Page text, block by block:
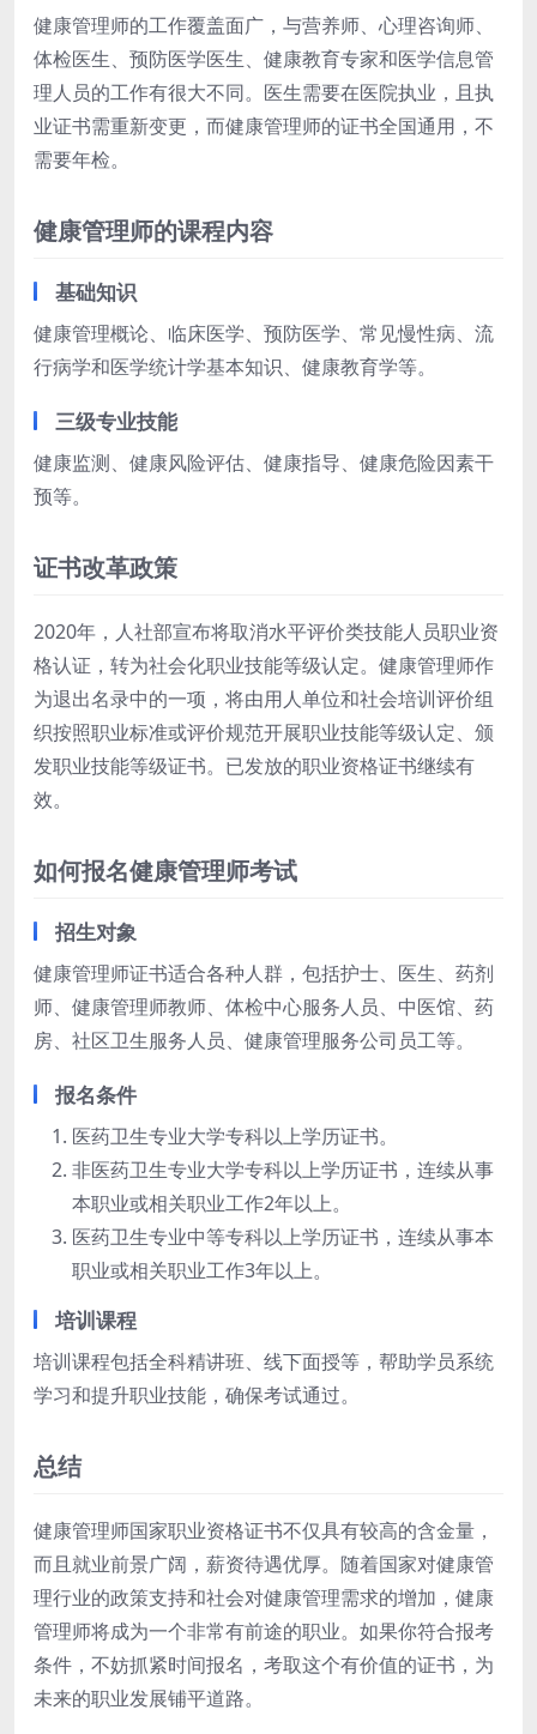
健康管理师的工作覆盖面广，与营养师、心理咨询师、
体检医生、预防医学医生、健康教育专家和医学信息管
理人员的工作有很大不同。医生需要在医院执业，且执
业证书需重新变更，而健康管理师的证书全国通用，不
需要年检。
健康管理师的课程内容
基础知识
健康管理概论、临床医学、预防医学、常见慢性病、流
行病学和医学统计学基本知识、健康教育学等。
三级专业技能
健康监测、健康风险评估、健康指导、健康危险因素干
预等。
证书改革政策
2020年，人社部宣布将取消水平评价类技能人员职业资
格认证，转为社会化职业技能等级认定。健康管理师作
为退出名录中的一项，将由用人单位和社会培训评价组
织按照职业标准或评价规范开展职业技能等级认定、颁
发职业技能等级证书。已发放的职业资格证书继续有
效。
如何报名健康管理师考试
招生对象
健康管理师证书适合各种人群，包括护士、医生、药剂
师、健康管理师教师、体检中心服务人员、中医馆、药
房、社区卫生服务人员、健康管理服务公司员工等。
报名条件
医药卫生专业大学专科以上学历证书。
非医药卫生专业大学专科以上学历证书，连续从事
本职业或相关职业工作2年以上。
医药卫生专业中等专科以上学历证书，连续从事本
职业或相关职业工作3年以上。
培训课程
培训课程包括全科精讲班、线下面授等，帮助学员系统
学习和提升职业技能，确保考试通过。
总结
健康管理师国家职业资格证书不仅具有较高的含金量，
而且就业前景广阔，薪资待遇优厚。随着国家对健康管
理行业的政策支持和社会对健康管理需求的增加，健康
管理师将成为一个非常有前途的职业。如果你符合报考
条件，不妨抓紧时间报名，考取这个有价值的证书，为
未来的职业发展铺平道路。